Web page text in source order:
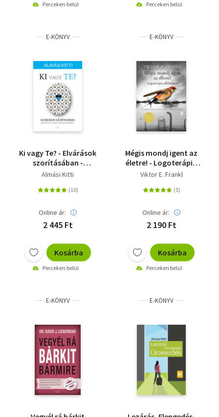
Perceken belül Perceken belül
E-KÖNYV
Ki vagy Te? - Elvárások
szorításában -
megfelelés vagy
Almási Kitti
Online ár:
2 445 Ft
Kosárba
Perceken belül
E-KÖNYV
Mégis mondj igent az
életre! - Logoterápia
dióhéjban
Viktor E. Frankl
Online ár:
2 190 Ft
Kosárba
Perceken belül
E-KÖNYV E-KÖNYV